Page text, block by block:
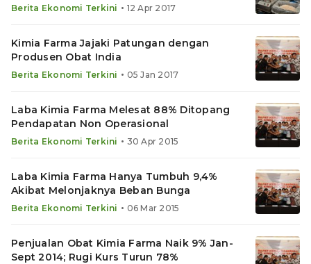
Berita Ekonomi Terkini • 12 Apr 2017
Kimia Farma Jajaki Patungan dengan
Produsen Obat India
Berita Ekonomi Terkini • 05 Jan 2017
Laba Kimia Farma Melesat 88% Ditopang
Pendapatan Non Operasional
Berita Ekonomi Terkini • 30 Apr 2015
Laba Kimia Farma Hanya Tumbuh 9,4%
Akibat Melonjaknya Beban Bunga
Berita Ekonomi Terkini • 06 Mar 2015
Penjualan Obat Kimia Farma Naik 9% Jan-
Sept 2014; Rugi Kurs Turun 78%